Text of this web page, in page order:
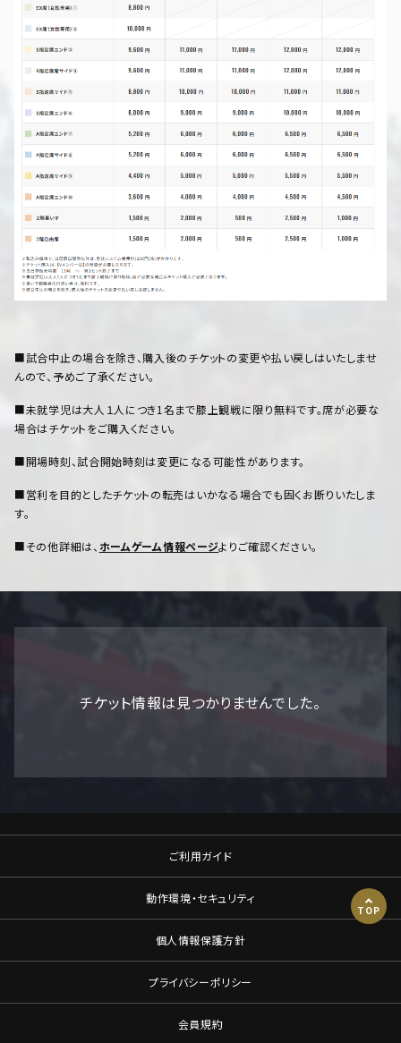
■試合中止の場合を除き、購入後のチケットの変更や払い戻しはいたしませ
んので、予めご了承ください。
■未就学児は大人１人につき1名まで膝上観戦に限り無料です。席が必要な
場合はチケットをご購入ください。
■開場時刻、試合開始時刻は変更になる可能性があります。
■営利を目的としたチケットの転売はいかなる場合でも固くお断りいたしま
す。
■その他詳細は、 ホームゲーム情報ページよりご確認ください。
チケット情報は見つかりませんでした。
ご利用ガイド
動作環境・セキュリティ
個人情報保護方針
プライバシーポリシー
会員規約
TOP